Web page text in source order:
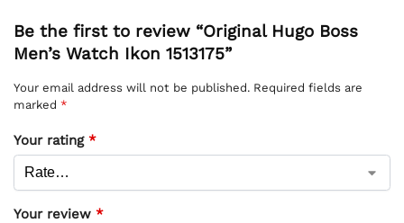
Be the first to review “Original Hugo Boss
Men’s Watch Ikon 1513175”
Your email address will not be published. Required fields are
marked *
Your rating *
Your review *